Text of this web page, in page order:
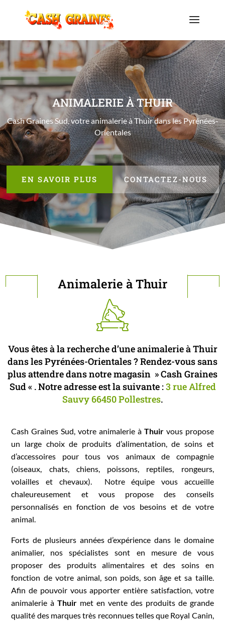
ANIMALERIE À THUIR
Cash Graines Sud, votre animalerie à Thuir dans lesPyrénées-
Orientales
EN SAVOIR PLUS CONTACTEZ-NOUS
Animalerie à Thuir
Vous êtes à la recherche d’une animalerie à Thuir
dans les Pyrénées-Orientales ? Rendez-vous sans
plus attendre dans notre magasin » Cash Graines
Sud « . Notre adresse est la suivante :3 rue Alfred
Sauvy 66450 Pollestres.
Cash Graines Sud, votre animalerie à Thuirvous propose
un large choix de produits d’alimentation, de soins et
d’accessoires pour tous vos animaux de compagnie
(oiseaux, chats, chiens, poissons, reptiles, rongeurs,
volailles et chevaux). Notre équipe vous accueille
chaleureusement et vous propose des conseils
personnalisés en fonction de vos besoins et de votre
animal.
Forts de plusieurs années d’expérience dans le domaine
animalier, nos spécialistes sont en mesure de vous
proposer des produits alimentaires et des soins en
fonction de votre animal, son poids, son âge et sa taille.
Afin de pouvoir vous apporter entière satisfaction, votre
animalerie àThuir met en vente des produits de grande
qualité des marques très reconnues telles que Royal Canin,